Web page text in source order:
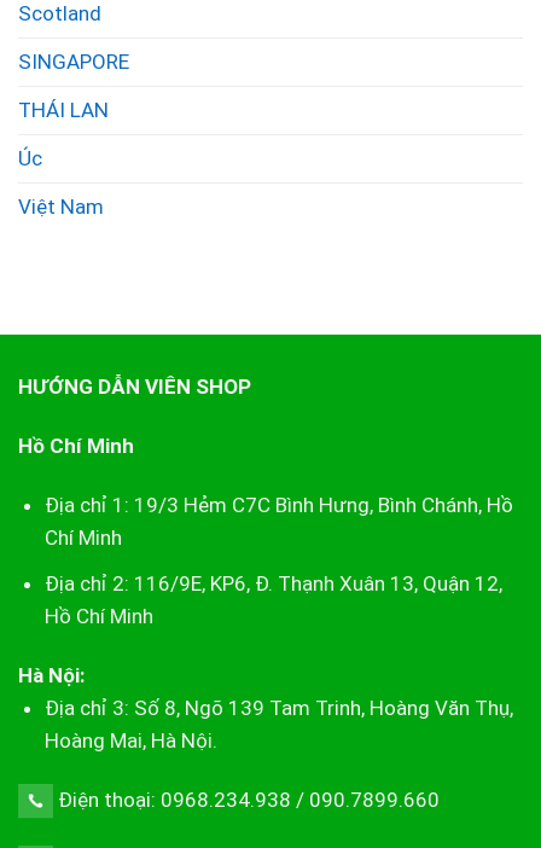
Scotland
SINGAPORE
THÁI LAN
Úc
Việt Nam
HƯỚNG DẪN VIÊN SHOP
Hồ Chí Minh
Địa chỉ 1: 19/3 Hẻm C7C Bình Hưng, Bình Chánh, Hồ
Chí Minh
Địa chỉ 2: 116/9E, KP6, Đ. Thạnh Xuân 13, Quận 12,
Hồ Chí Minh
Hà Nội:
Địa chỉ 3: Số 8, Ngõ 139 Tam Trinh, Hoàng Văn Thụ,
Hoàng Mai, Hà Nội.
Điện thoại: 0968.234.938 / 090.7899.660